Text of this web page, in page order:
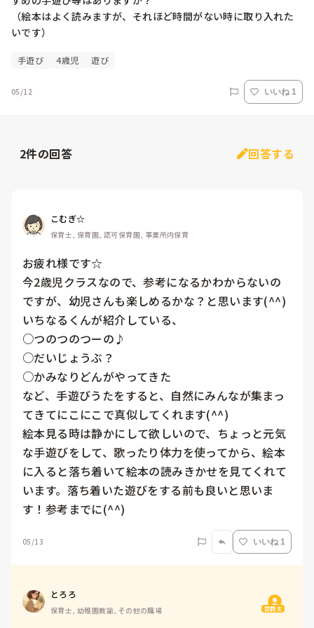
（絵本はよく読みますが、それほど時間がない時に取り入れた
手遊び 4歳児 遊び
05/12 いいね 1
2件の回答 回答する
こむぎ☆
保育士, 保育園, 認可保育園, 事業所内保育
お疲れ様です☆
今2歳児クラスなので、参考になるかわからないの
ですが、幼児さんも楽しめるかな？と思います(^^)
いちなるくんが紹介している、
○つのつのつーの♪
○だいじょうぶ？
○かみなりどんがやってきた
など、手遊びうたをすると、自然にみんなが集まっ
てきてにこにこで真似してくれます(^^)
絵本見る時は静かにして欲しいので、ちょっと元気
な手遊びをして、歌ったり体力を使ってから、絵本
に入ると落ち着いて絵本の読みきかせを見てくれて
います。落ち着いた遊びをする前も良いと思いま
す！参考までに(^^)
05/13 いいね 1
とろろ
保育士, 幼稚園教諭, その他の職場 質問主